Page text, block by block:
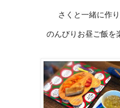
さくと一緒に作り
のんびりお昼ご飯を